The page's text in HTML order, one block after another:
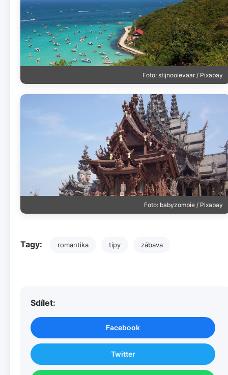
Foto: stijnooievaar / Pixabay
Foto: babyzombie / Pixabay
Tagy: romantika tipy zábava
Sdílet:
Facebook
Twitter